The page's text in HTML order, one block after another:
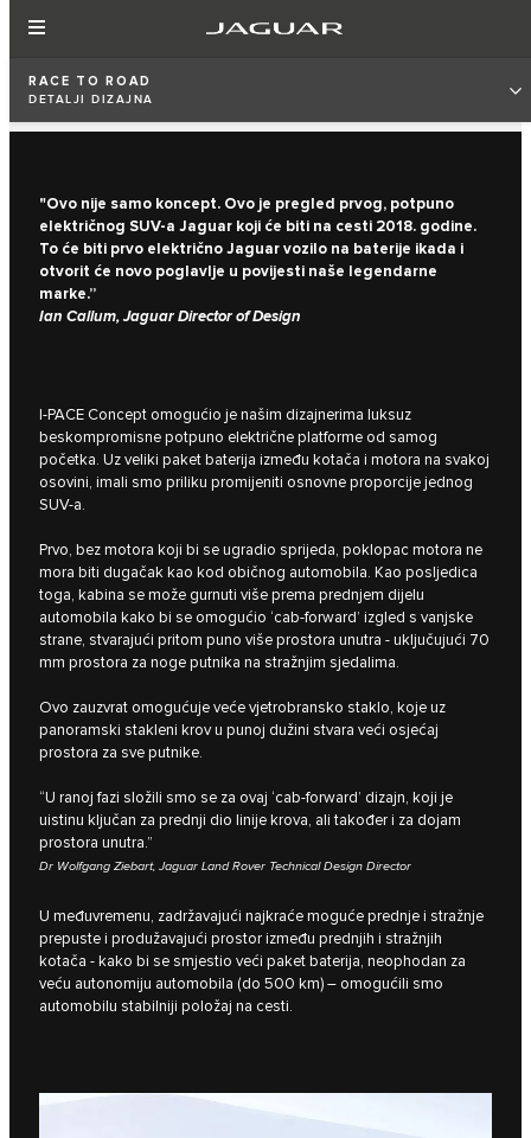
RACE TO ROAD
DETALJI DIZAJNA
"Ovo nije samo koncept. Ovo je pregled prvog, potpuno
električnog SUV-a Jaguar koji će biti na cesti 2018. godine.
To će biti prvo električno Jaguar vozilo na baterije ikada i
otvorit će novo poglavlje u povijesti naše legendarne
marke.”
Ian Callum, Jaguar Director of Design
I‑PACE Concept omogućio je našim dizajnerima luksuz
beskompromisne potpuno električne platforme od samog
početka. Uz veliki paket baterija između kotača i motora na svakoj
osovini, imali smo priliku promijeniti osnovne proporcije jednog
SUV-a.
Prvo, bez motora koji bi se ugradio sprijeda, poklopac motora ne
mora biti dugačak kao kod običnog automobila. Kao posljedica
toga, kabina se može gurnuti više prema prednjem dijelu
automobila kako bi se omogućio ‘cab-forward’ izgled s vanjske
strane, stvarajući pritom puno više prostora unutra - uključujući 70
mm prostora za noge putnika na stražnjim sjedalima.
Ovo zauzvrat omogućuje veće vjetrobransko staklo, koje uz
panoramski stakleni krov u punoj dužini stvara veći osjećaj
prostora za sve putnike.
“U ranoj fazi složili smo se za ovaj ‘cab-forward’ dizajn, koji je
uistinu ključan za prednji dio linije krova, ali također i za dojam
prostora unutra.”
Dr Wolfgang Ziebart, Jaguar Land Rover Technical Design Director
U međuvremenu, zadržavajući najkraće moguće prednje i stražnje
prepuste i produžavajući prostor između prednjih i stražnjih
kotača - kako bi se smjestio veći paket baterija, neophodan za
veću autonomiju automobila (do 500 km) – omogućili smo
automobilu stabilniji položaj na cesti.